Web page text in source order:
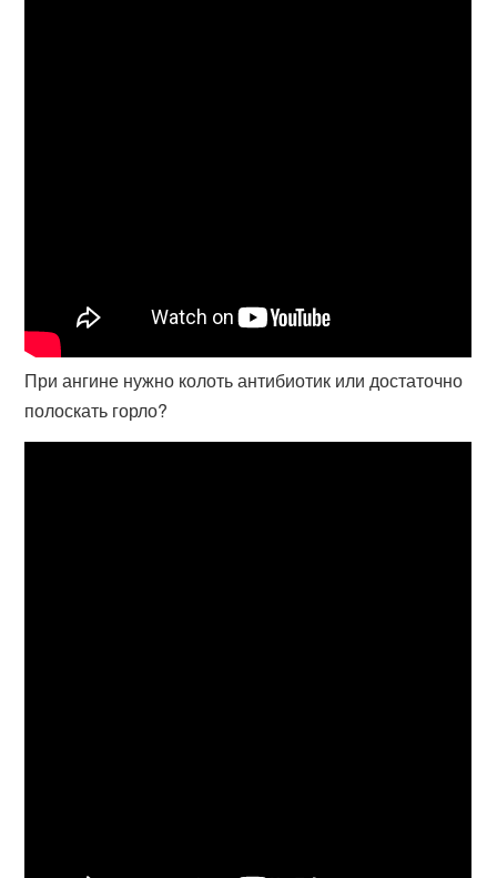
При ангине нужно колоть антибиотик или достаточно
полоскать горло?